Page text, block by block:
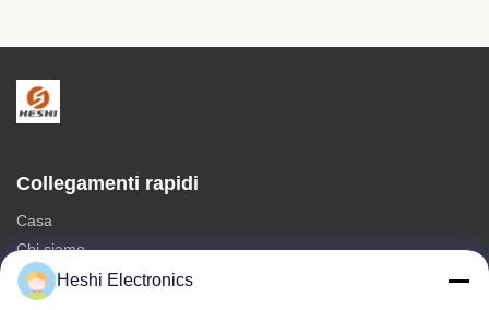
Collegamenti rapidi
Casa
Chi siamo
prodotti
Contattici
Heshi Electronics